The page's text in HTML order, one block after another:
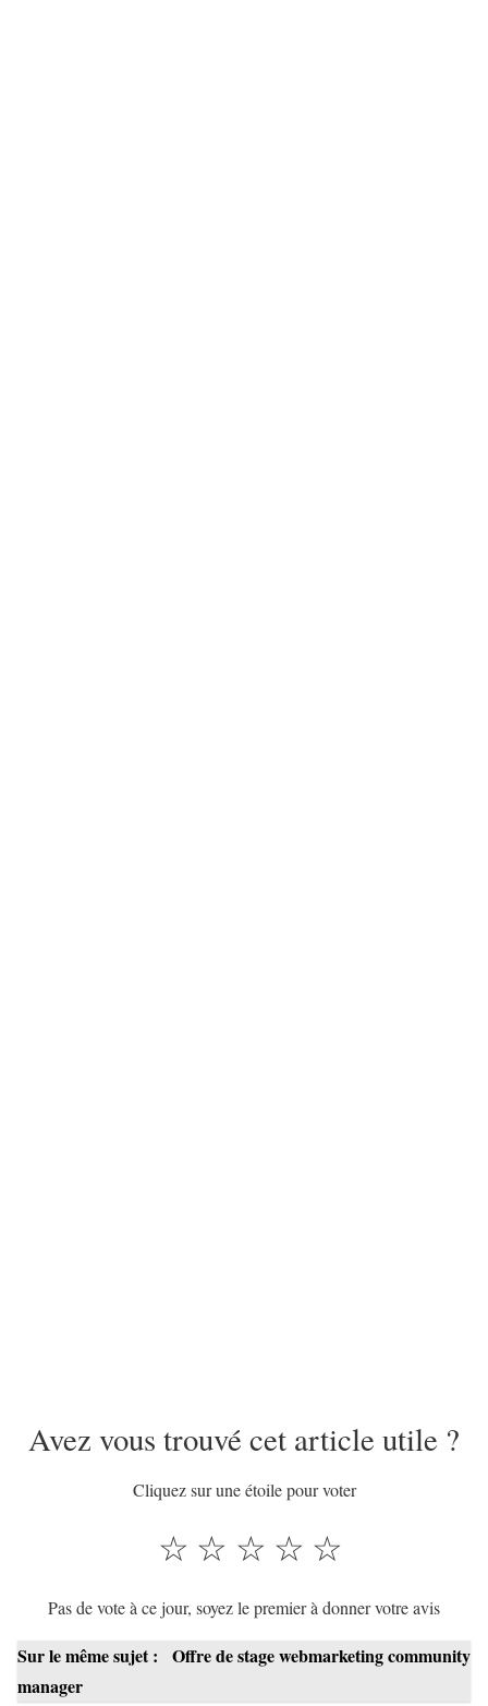
Avez vous trouvé cet article utile ?
Cliquez sur une étoile pour voter
☆
☆
☆
☆
☆
Pas de vote à ce jour, soyez le premier à donner votre avis
Sur le même sujet :
Offre de stage webmarketing community
manager